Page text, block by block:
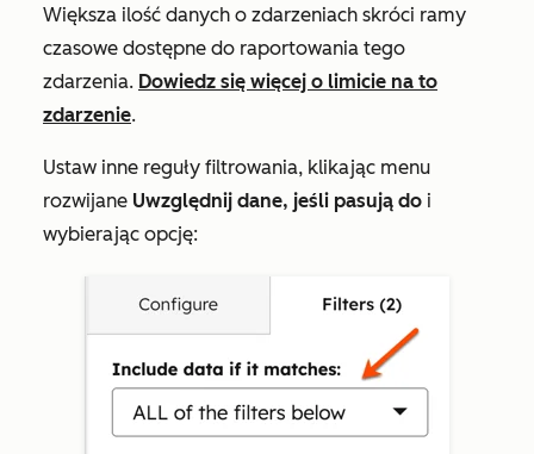
Większa ilość danych o zdarzeniach skróci ramy
czasowe dostępne do raportowania tego
zdarzenia. Dowiedz się więcej o limicie na to
zdarzenie.
Ustaw inne reguły filtrowania, klikając menu
rozwijane Uwzględnij dane, jeśli pasują do i
wybierając opcję: